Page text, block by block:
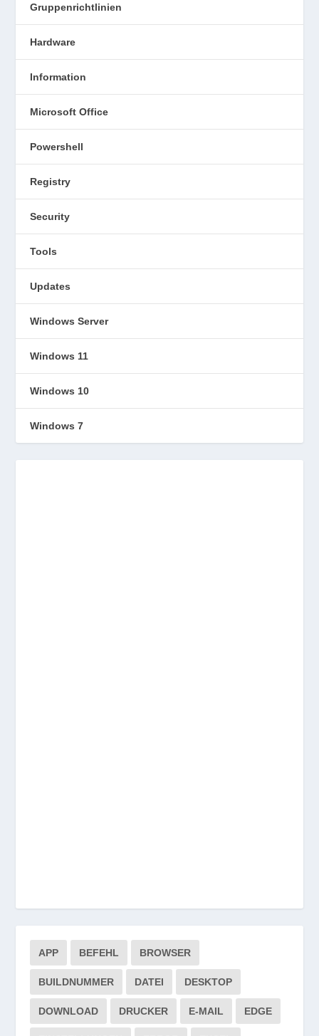
Gruppenrichtlinien
Hardware
Information
Microsoft Office
Powershell
Registry
Security
Tools
Updates
Windows Server
Windows 11
Windows 10
Windows 7
APP BEFEHL BROWSER
BUILDNUMMER DATEI DESKTOP
DOWNLOAD DRUCKER E-MAIL EDGE